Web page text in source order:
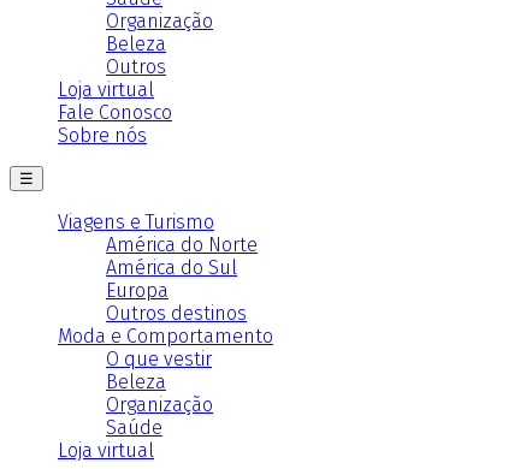
Organização
Beleza
Outros
Loja virtual
Fale Conosco
Sobre nós
☰
Viagens e Turismo
América do Norte
América do Sul
Europa
Outros destinos
Moda e Comportamento
O que vestir
Beleza
Organização
Saúde
Loja virtual